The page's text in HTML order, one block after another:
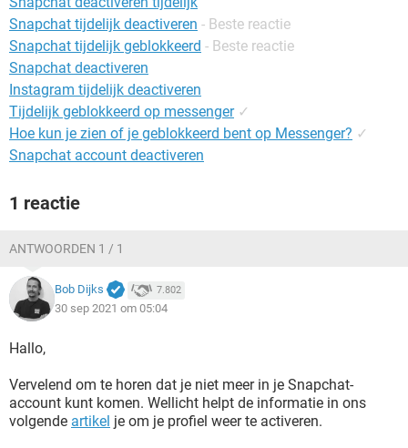
TIKTOK
Snapchat tijdelijk deactiveren - Beste reactie
Snapchat tijdelijk geblokkeerd - Beste reactie
Snapchat deactiveren
Instagram tijdelijk deactiveren
Tijdelijk geblokkeerd op messenger ✓
Hoe kun je zien of je geblokkeerd bent op Messenger? ✓
Snapchat account deactiveren
1 reactie
ANTWOORDEN 1 / 1
Bob Dijks 7.802
30 sep 2021 om 05:04
Hallo,
Vervelend om te horen dat je niet meer in je Snapchat-
account kunt komen. Wellicht helpt de informatie in ons
volgende artikel je om je profiel weer te activeren.